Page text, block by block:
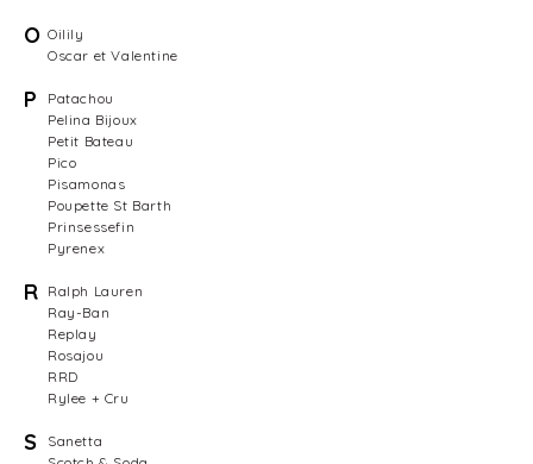
O Oilily
Oscar et Valentine
P
Patachou
Pelina Bijoux
Petit Bateau
Pico
Pisamonas
Poupette St Barth
Prinsessefin
Pyrenex
R Ralph Lauren
Ray-Ban
Replay
Rosajou
RRD
Rylee + Cru
S
Sanetta